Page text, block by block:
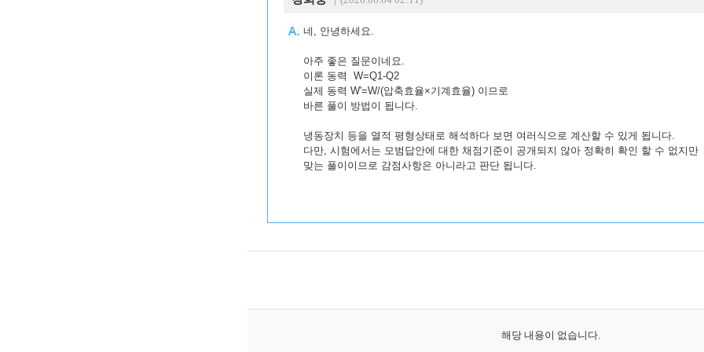
네, 안녕하세요.
아주 좋은 질문이네요.
이론 동력 W=Q1-Q2
실제 동력 W'=W/(압축효율×기계효율) 이므로
바른 풀이 방법이 됩니다.
냉동장치 등을 열적 평형상태로 해석하다 보면 여러식으로 계산할 수 있게 됩니다.
다만, 시험에서는 모범답안에 대한 채점기준이 공개되지 않아 정확히 확인 할 수 없지만
맞는 풀이이므로 감점사항은 아니라고 판단 됩니다.